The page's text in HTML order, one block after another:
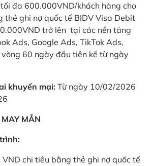
đa 600.000VND/khách hàng cho
thẻ ghi nợ quốc tế BIDV Visa Debit
trở lên tại các nền tảng
Ads, Google Ads, TikTok Ads,
60 ngày đầu tiên kể từ ngày
khuyến mại: Từ ngày 10/02/2026
MẮN
chi tiêu bằng thẻ ghi nợ quốc tế